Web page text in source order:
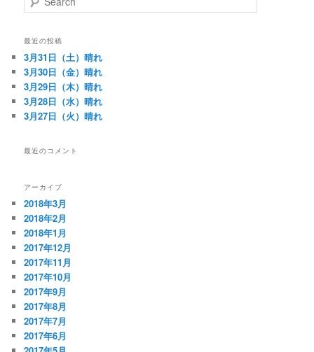
e
r
h
最近の投稿
3月31日（土）晴れ
3月30日（金）晴れ
3月29日（木）晴れ
3月28日（水）晴れ
3月27日（火）晴れ
最近のコメント
アーカイブ
2018年3月
2018年2月
2018年1月
2017年12月
2017年11月
2017年10月
2017年9月
2017年8月
2017年7月
2017年6月